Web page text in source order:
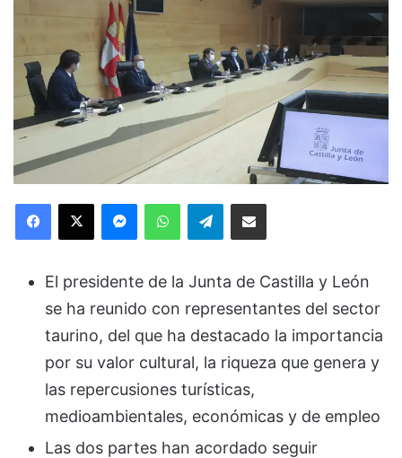
Facebook
X MessengerWhatsAppTelegramCompartir via Email
El presidente de la Junta de Castilla y León
se ha reunido con representantes del sector
taurino, del que ha destacado la importancia
por su valor cultural, la riqueza que genera y
las repercusiones turísticas,
medioambientales, económicas y de empleo
Las dos partes han acordado seguir